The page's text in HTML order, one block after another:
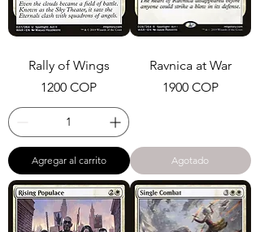
Rally of Wings
Precio
1200 COP
Agregar al carrito
Ravnica at War
Precio
1900 COP
Agotado